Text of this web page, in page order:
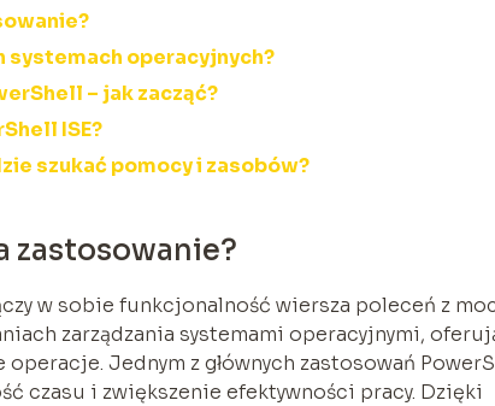
systemach operacyjnych?
– jak zacząć?
ISE?
szukać pomocy i zasobów?
zastosowanie?
w sobie funkcjonalność wiersza poleceń z
zarządzania systemami operacyjnymi,
Jednym z głównych zastosowań
czasu i zwiększenie efektywności pracy. Dzięki